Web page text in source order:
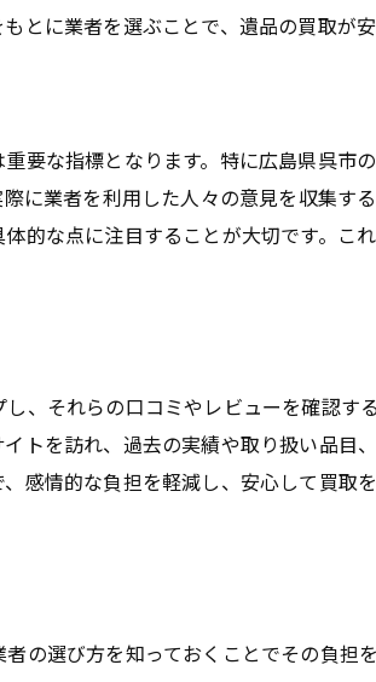
とに業者を選ぶことで、遺品の買取が安
要な指標となります。特に広島県呉市
に業者を利用した人々の意見を収集す
的な点に注目することが大切です。こ
、それらの口コミやレビューを確認す
トを訪れ、過去の実績や取り扱い品目
感情的な負担を軽減し、安心して買取
の選び方を知っておくことでその負担